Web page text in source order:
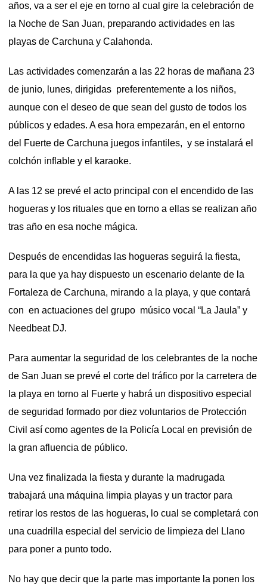
años, va a ser el eje en torno al cual gire la celebración de
la Noche de San Juan, preparando actividades en las
playas de Carchuna y Calahonda.
Las actividades comenzarán a las 22 horas de mañana 23
de junio, lunes, dirigidas preferentemente a los niños,
aunque con el deseo de que sean del gusto de todos los
públicos y edades. A esa hora empezarán, en el entorno
del Fuerte de Carchuna juegos infantiles, y se instalará el
colchón inflable y el karaoke.
A las 12 se prevé el acto principal con el encendido de las
hogueras y los rituales que en torno a ellas se realizan año
tras año en esa noche mágica.
Después de encendidas las hogueras seguirá la fiesta,
para la que ya hay dispuesto un escenario delante de la
Fortaleza de Carchuna, mirando a la playa, y que contará
con en actuaciones del grupo músico vocal “La Jaula” y
Needbeat DJ.
Para aumentar la seguridad de los celebrantes de la noche
de San Juan se prevé el corte del tráfico por la carretera de
la playa en torno al Fuerte y habrá un dispositivo especial
de seguridad formado por diez voluntarios de Protección
Civil así como agentes de la Policía Local en previsión de
la gran afluencia de público.
Una vez finalizada la fiesta y durante la madrugada
trabajará una máquina limpia playas y un tractor para
retirar los restos de las hogueras, lo cual se completará con
una cuadrilla especial del servicio de limpieza del Llano
para poner a punto todo.
No hay que decir que la parte mas importante la ponen los